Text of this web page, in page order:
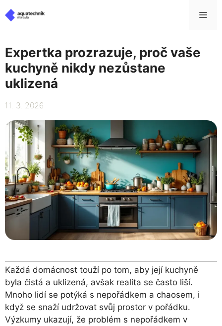
na
Expertka prozrazuje, proč vaše
kuchyně nikdy nezůstane
uklizená
11. 3. 2026
Každá domácnost touží po tom, aby její kuchyně
byla čistá a uklizená, avšak realita se často liší.
Mnoho lidí se potýká s nepořádkem a chaosem, i
když se snaží udržovat svůj prostor v pořádku.
Výzkumy ukazují, že problém s nepořádkem v